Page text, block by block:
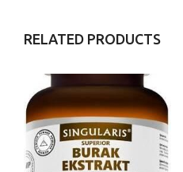
RELATED PRODUCTS